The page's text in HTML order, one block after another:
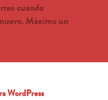
cuando
Máximo un
WordPress